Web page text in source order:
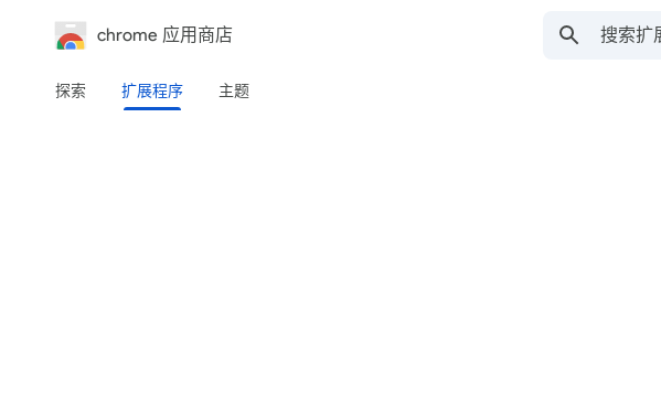
chrome 应用商店
探索 扩展程序 主题